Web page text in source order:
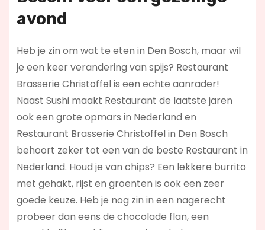
avond
Heb je zin om wat te eten in Den Bosch, maar wil
je een keer verandering van spijs? Restaurant
Brasserie Christoffel is een echte aanrader!
Naast Sushi maakt Restaurant de laatste jaren
ook een grote opmars in Nederland en
Restaurant Brasserie Christoffel in Den Bosch
behoort zeker tot een van de beste Restaurant in
Nederland. Houd je van chips? Een lekkere burrito
met gehakt, rijst en groenten is ook een zeer
goede keuze. Heb je nog zin in een nagerecht
probeer dan eens de chocolade flan, een